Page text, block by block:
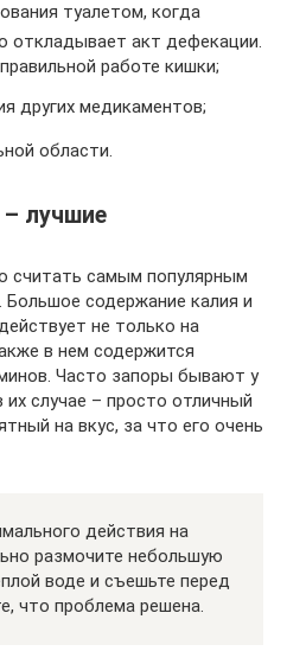
туалетом, когда
откладывает акт дефекации.
работе кишки;
других медикаментов;
области.
– лучшие
считать самым популярным
содержание калия и
не только на
в нем содержится
Часто запоры бывают у
случае – просто отличный
на вкус, за что его очень
действия на
размочите небольшую
воде и съешьте перед
что проблема решена.